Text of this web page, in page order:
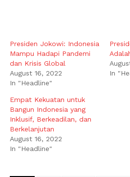
Presiden Jokowi: Indonesia
Mampu Hadapi Pandemi
dan Krisis Global
August 16, 2022
In "Headline"
In
Empat Kekuatan untuk
Bangun Indonesia yang
Inklusif, Berkeadilan, dan
Berkelanjutan
August 16, 2022
In "Headline"